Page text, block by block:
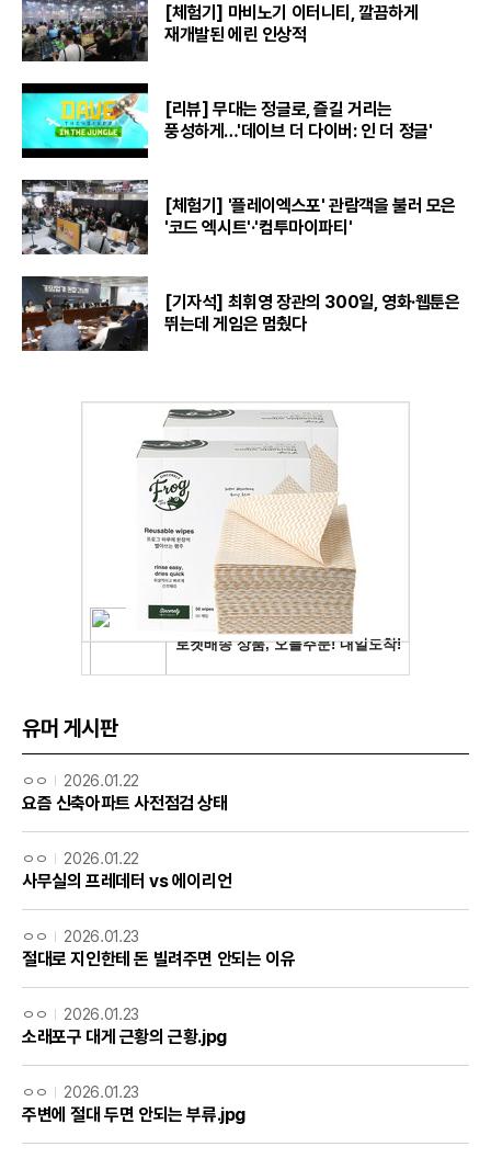
[체험기] 마비노기 이터니티, 깔끔하게
재개발된 에린 인상적
[리뷰] 무대는 정글로, 즐길 거리는
풍성하게…'데이브 더 다이버: 인 더 정글'
[체험기] '플레이엑스포' 관람객을 불러 모은
'코드 엑시트'·'컴투마이파티'
[기자석] 최휘영 장관의 300일, 영화·웹툰은
뛰는데 게임은 멈췄다
유머 게시판
ㅇㅇ 2026.01.22
요즘 신축아파트 사전점검 상태
ㅇㅇ 2026.01.22
사무실의 프레데터 vs 에이리언
ㅇㅇ 2026.01.23
절대로 지인한테 돈 빌려주면 안되는 이유
ㅇㅇ 2026.01.23
소래포구 대게 근황의 근황.jpg
ㅇㅇ 2026.01.23
주변에 절대 두면 안되는 부류.jpg